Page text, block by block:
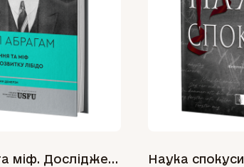
Сновидіння та міф. Дослідження психології народів Наука спокуси